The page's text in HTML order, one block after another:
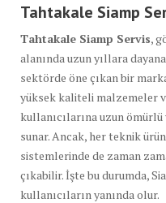
Tahtakale Siamp
Tahtakale Siamp Servis,
alanında uzun yıllara
sektörde öne çıkan bir
yüksek kaliteli malzemeler
kullanıcılarına uzun
sunar. Ancak, her teknik
sistemlerinde de zaman
çıkabilir. İşte bu durumda,
kullanıcıların yanında olur.